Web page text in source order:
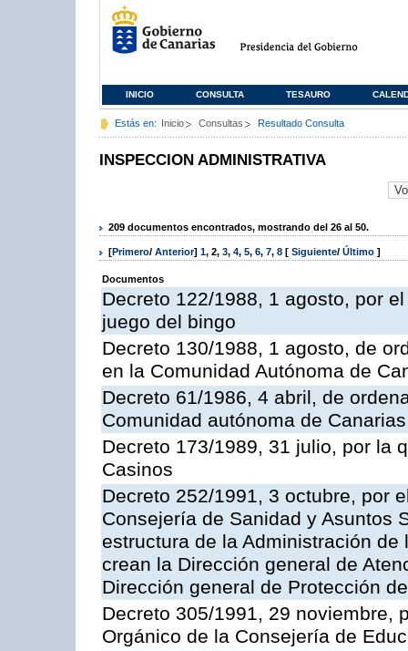
INICIO CONSULTA TESAURO
Estás en: Inicio Consultas Resultado Consulta
INSPECCION ADMINISTRATIVA
209 documentos encontrados, mostrando del 26 al 50.
[Primero/ Anterior] 1, 2, 3, 4, 5, 6, 7, 8 [ Siguiente/ Último ]
Documentos
Decreto 122/1988, 1 agosto, por
juego del bingo
Decreto 130/1988, 1 agosto, de
en la Comunidad Autónoma de
Decreto 61/1986, 4 abril, de
Comunidad autónoma de Canarias
Decreto 173/1989, 31 julio, por la
Casinos
Decreto 252/1991, 3 octubre, por
Consejería de Sanidad y Asuntos
estructura de la Administración
crean la Dirección general de
Dirección general de Protección
Decreto 305/1991, 29 noviembre,
Orgánico de la Consejería de